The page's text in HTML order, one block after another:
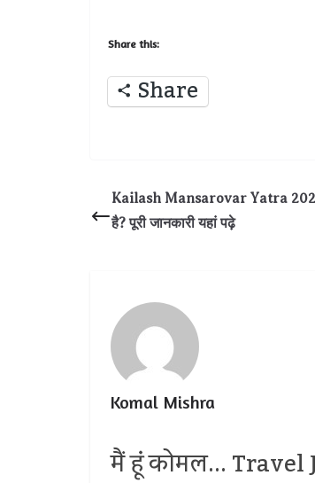
Share this:
Share
Kailash Mansarovar Yatra 2025
है? पूरी जानकारी यहां पढ़े
Komal Mishra
मैं हूं कोमल... Travel